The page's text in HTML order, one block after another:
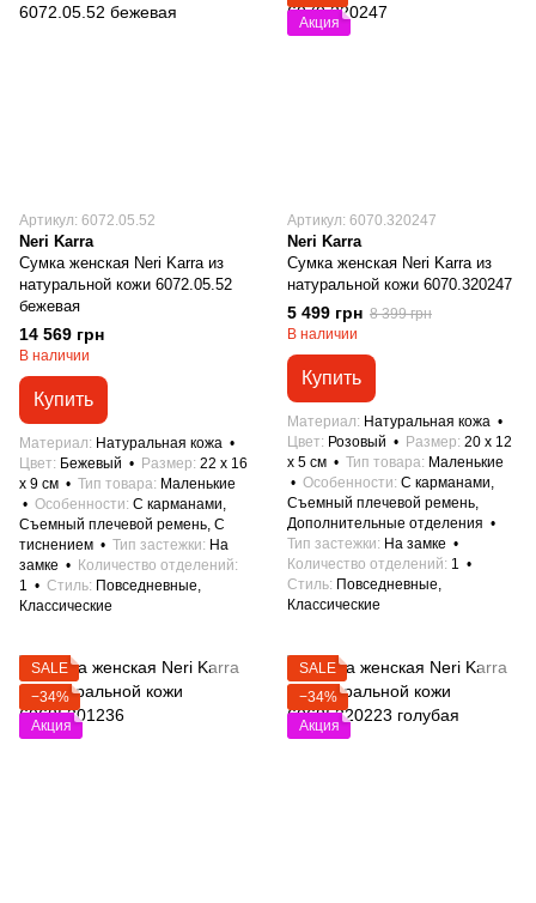
Артикул: 6072.05.52
Neri Karra
Сумка женская Neri Karra из
натуральной кожи 6072.05.52
бежевая
14 569 грн
В наличии
Купить
Материал
Натуральная кожа
Цвет
Бежевый Размер 22 x 16
x 9 см
Тип товара Маленькие
Особенности С карманами,
Съемный плечевой ремень, С
тиснением
Тип застежки
На
замке
Количество отделений
1
Стиль Повседневные,
Классические
Акция
Артикул: 6070.320247
Neri Karra
Сумка женская Neri Karra из
натуральной кожи 6070.320247
5 499 грн 8 399 грн
В наличии
Купить
Материал
Натуральная кожа
Цвет
Розовый Размер 20 x 12
x 5 см
Тип товара Маленькие
Особенности С карманами,
Съемный плечевой ремень,
Дополнительные отделения
Тип застежки
На замке
Количество отделений 1
Стиль Повседневные,
Классические
SALE
−34%
Акция
SALE
−34%
Акция